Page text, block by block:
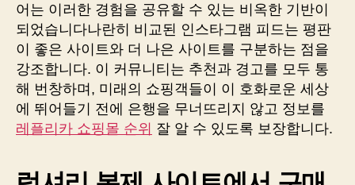
어는 이러한 경험을 공유할 수 있는 비옥한 기반이
되었습니다나란히 비교된 인스타그램 피드는 평판
이 좋은 사이트와 더 나은 사이트를 구분하는 점을
강조합니다. 이 커뮤니티는 추천과 경고를 모두 통
해 번창하며, 미래의 쇼핑객들이 이 호화로운 세상
에 뛰어들기 전에 은행을 무너뜨리지 않고 정보를
레플리카 쇼핑몰 순위 잘 알 수 있도록 보장합니다.